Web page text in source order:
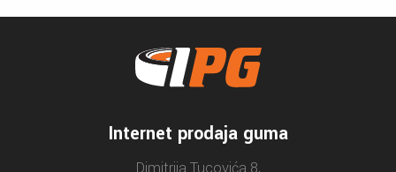
Internet prodaja guma